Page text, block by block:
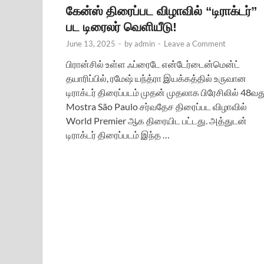
கேன்ஸ் திரைப்பட விழாவில் “டிராக்டர்”
பட டிரைலர் வெளியீடு!
June 13, 2025 - byadmin - Leave a Comment
பிரான்சில் உள்ள ஃப்ரைடே என்டேர்டைன்மென்ட்
தயாரிப்பில், ரமேஷ் யந்த்ரா இயக்கத்தில் உருவான
டிராக்டர் திரைப்படம் முதன் முதலாக பிரேசிலில்
Mostra São Paulo சர்வதேச திரைப்பட விழாவில்
World Premier ஆக திரையிட பட்டது. அத்துடன்
டிராக்டர் திரைப்படம் இந்த …